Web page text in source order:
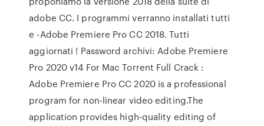
adobe CC. I programmi verranno installati tutti
e -Adobe Premiere Pro CC 2018. Tutti
aggiornati ! Password archivi: Adobe Premiere
Pro 2020 v14 For Mac Torrent Full Crack :
Adobe Premiere Pro CC 2020 is a professional
program for non-linear video editing.The
application provides high-quality editing of